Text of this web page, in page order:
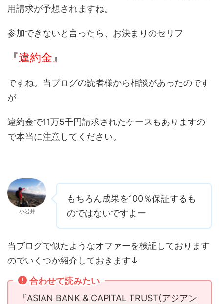
用請求が予想されますね。
参加できないと言ったら、お決まりのセリフ
『違約金』
ですね。当ブログの読者様から相談があったのです
が
違約金で11万5千円請求されたケースもありますの
で本当に注意してください。
小岩井
もちろん成果を100％保証するも
のではないですよー
当ブログで似たようなオファーを検証しております
のでいくつか紹介しておきます↓
合わせて読みたい
『ASIAN BANK & CAPITAL TRUST(アジアン